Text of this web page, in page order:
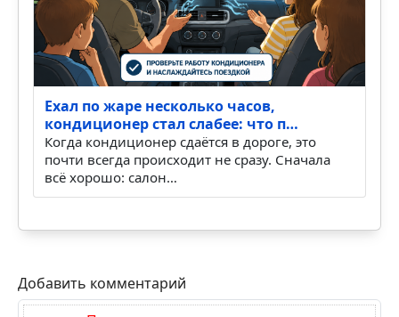
Ехал по жаре несколько часов,
кондиционер стал слабее: что п…
Когда кондиционер сдаётся в дороге, это
почти всегда происходит не сразу. Сначала
всё хорошо: салон…
Добавить комментарий